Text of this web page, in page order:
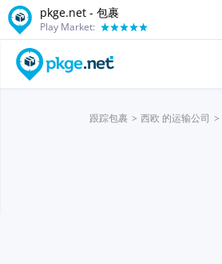
pkge.net - 包裹
Play Market:
跟踪包裹 西欧 的运输公司